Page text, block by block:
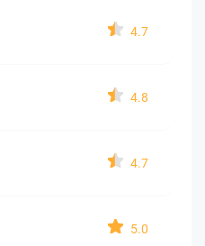
4.7
4.8
4.7
5.0